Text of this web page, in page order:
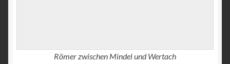
Römer zwischen Mindel und Wertach